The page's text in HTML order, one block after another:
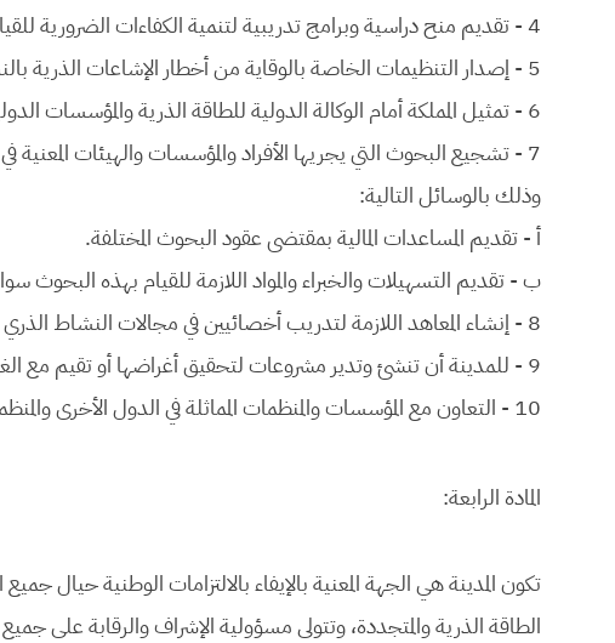
4 - تقديم منح دراسية وبرامج تدريبية لتنمية الكفاءات الضرورية للقيام بإعداد وتنفيذ برامج البحوث العلمية.
5 - إصدار التنظيمات الخاصة بالوقاية من أخطار الإشاعات الذرية بالنسبة للعاملين المتخصصين وبالنسبة للجمهور.
6 - تمثيل المملكة أمام الوكالة الدولية للطاقة الذرية والمؤسسات الدولية الأخرى ذات الصلة.
7 - تشجيع البحوث التي يجريها الأفراد والمؤسسات والهيئات المعنية
وذلك بالوسائل التالية:
أ - تقديم المساعدات المالية بمقتضى عقود البحوث المختلفة.
ب - تقديم التسهيلات والخبراء والمواد اللازمة للقيام بهذه البحوث
8 - إنشاء المعاهد اللازمة لتدريب أخصائيين في مجالات النشاط الذري والوقاية الصحية.
9 - للمدينة أن تنشئ وتدير مشروعات لتحقيق أغراضها أو تقيم مع الغير مشروعات مشتركة.
10 - التعاون مع المؤسسات والمنظمات المماثلة في الدول الأخرى والمنظمات الدولية ومراكز البحوث العالمية.
المادة الرابعة:
تكون المدينة هي الجهة المعنية بالإيفاء بالالتزامات الوطنية حيال
الطاقة الذرية والمتجددة، وتتولى مسؤولية الإشراف والرقابة على